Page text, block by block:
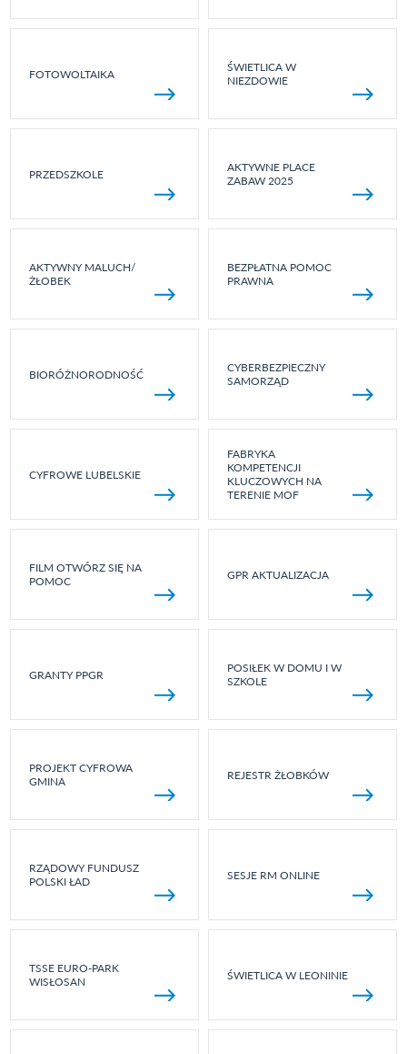
FOTOWOLTAIKA
ŚWIETLICA W
NIEZDOWIE
PRZEDSZKOLE
AKTYWNE PLACE
ZABAW 2025
AKTYWNY MALUCH/
ŻŁOBEK
BEZPŁATNA POMOC
PRAWNA
BIORÓŻNORODNOŚĆ
CYBERBEZPIECZNY
SAMORZĄD
CYFROWE LUBELSKIE
FABRYKA
KOMPETENCJI
KLUCZOWYCH NA
TERENIE MOF
FILM OTWÓRZ SIĘ NA
POMOC
GPR AKTUALIZACJA
GRANTY PPGR
POSIŁEK W DOMU I W
SZKOLE
PROJEKT CYFROWA
GMINA
REJESTR ŻŁOBKÓW
RZĄDOWY FUNDUSZ
POLSKI ŁAD
SESJE RM ONLINE
TSSE EURO-PARK
WISŁOSAN
ŚWIETLICA W LEONINIE